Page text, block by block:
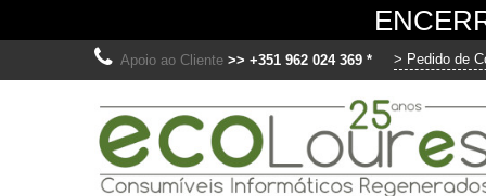
Apoio ao Cliente >> +351 962 024 369 * > Pedido de